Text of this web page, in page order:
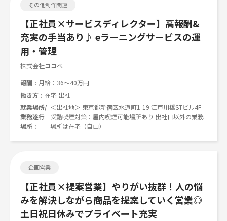
その他制作関連
【正社員×サービスディレクター】高報酬&
充実の手当あり♪ eラーニングサービスの運
用・管理
株式会社ココベ
報酬
月給：36～40万円
働き方
在宅 出社
就業場所/
業務遂行
場所
＜出社地＞ 東京都新宿区水道町1-19 江戸川橋STビル4F
受動喫煙対策：屋内喫煙可能場所あり 出社日以外の業務
場所は在宅（自由）
企画営業
【正社員×提案営業】やりがい抜群！人の悩
みを解決しながら商品を提案していく営業◎
土日祝日休みでプライベート充実